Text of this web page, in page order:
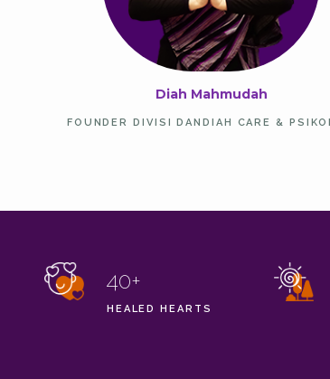
Diah Mahmudah
FOUNDER DIVISI DANDIAH CARE &
40+
HEALED HEARTS